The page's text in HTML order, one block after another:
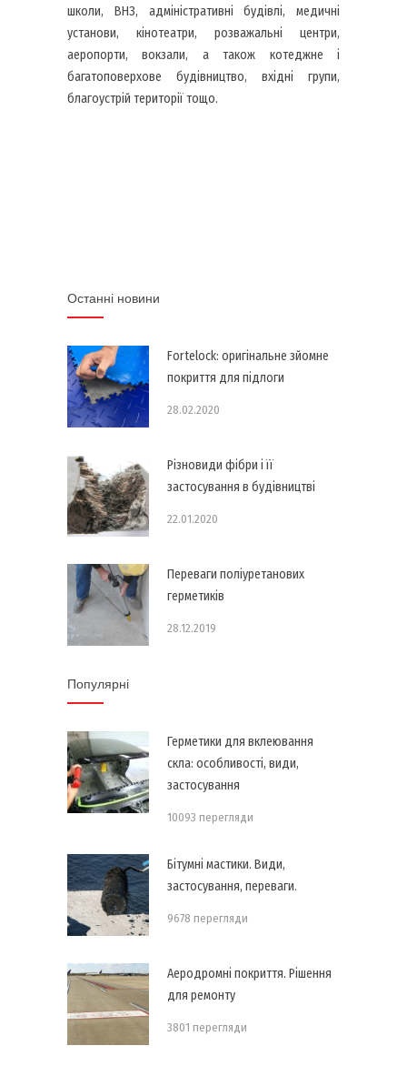
школи, ВНЗ, адміністративні будівлі, медичні
установи, кінотеатри, розважальні центри,
аеропорти, вокзали, а також котеджне і
багатоповерхове будівництво, вхідні групи,
благоустрій території тощо.
Останні новини
Fortelock: оригінальне зйомне
покриття для підлоги
28.02.2020
Різновиди фібри і її
застосування в будівництві
22.01.2020
Переваги поліуретанових
герметиків
28.12.2019
Популярні
Герметики для вклеювання
скла: особливості, види,
застосування
10093 перегляди
Бітумні мастики. Види,
застосування, переваги.
9678 перегляди
Аеродромні покриття. Рішення
для ремонту
3801 перегляди